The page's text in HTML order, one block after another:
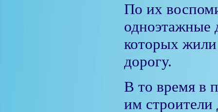
По их
одноэтажные
которых
дорогу.
В то время в
им